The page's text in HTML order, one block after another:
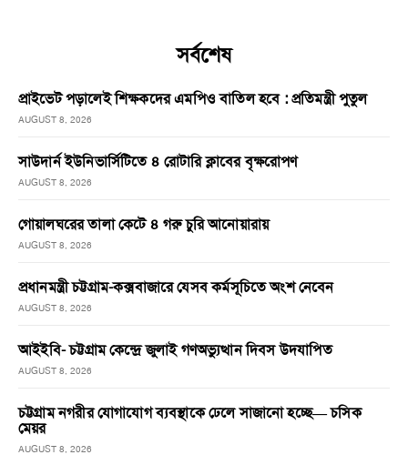
সর্বশেষ
প্রাইভেট পড়ালেই শিক্ষকদের এমপিও বাতিল হবে : প্রতিমন্ত্রী পুতুল
AUGUST 8, 2026
সাউদার্ন ইউনিভার্সিটিতে ৪ রোটারি ক্লাবের বৃক্ষরোপণ
AUGUST 8, 2026
গোয়ালঘরের তালা কেটে ৪ গরু চুরি আনোয়ারায়
AUGUST 8, 2026
প্রধানমন্ত্রী চট্টগ্রাম-কক্সবাজারে যেসব কর্মসূচিতে অংশ নেবেন
AUGUST 8, 2026
আইইবি- চট্টগ্রাম কেন্দ্রে জুলাই গণঅভ্যুত্থান দিবস উদযাপিত
AUGUST 8, 2026
চট্টগ্রাম নগরীর যোগাযোগ ব্যবস্থাকে ঢেলে সাজানো হচ্ছে— চসিক
মেয়র
AUGUST 8, 2026